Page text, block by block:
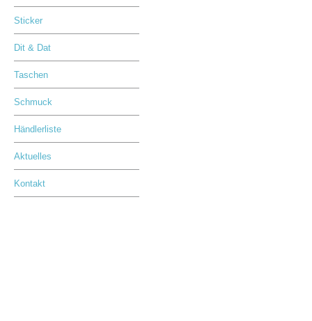
Sticker
Dit & Dat
Taschen
Schmuck
Händlerliste
Aktuelles
Kontakt